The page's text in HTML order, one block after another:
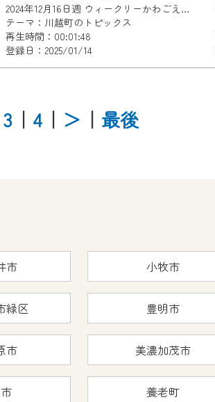
2024年12月16日週 ウィークリーかわごえにて放送
テーマ：川越町のトピックス
再生時間：00:01:48
登録日：2025/01/14
3 ｜ 4 ｜ ＞ ｜ 最後
市 小牧市
緑区 豊明市
市 美濃加茂市
養老町